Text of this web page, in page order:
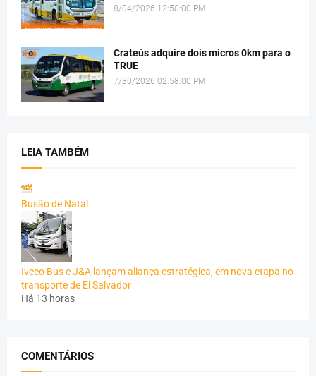
8/04/2026 12:50:00 PM
Crateús adquire dois micros 0km para o
TRUE
7/30/2026 02:58:00 PM
LEIA TAMBÉM
Busão de Natal
Iveco Bus e J&A lançam aliança estratégica, em nova etapa no
transporte de El Salvador
Há 13 horas
COMENTÁRIOS